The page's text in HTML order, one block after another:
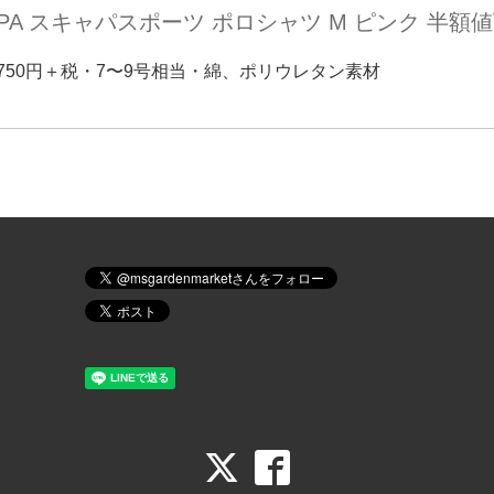
スキャパスポーツ ポロシャツ M ピンク 半額値
円＋税・7〜9号相当・綿、ポリウレタン素材